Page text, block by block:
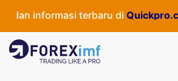
informasi terbaru diQuickpro.co.id